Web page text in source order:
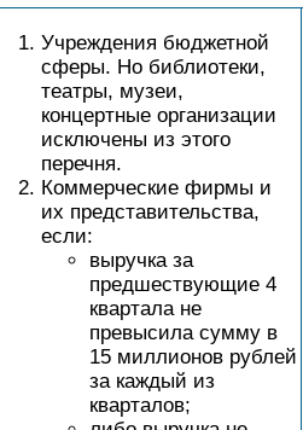
Учреждения бюджетной
сферы. Но библиотеки,
театры, музеи,
концертные организации
исключены из этого
перечня.
Коммерческие фирмы и
их представительства,
если:
выручка за
предшествующие 4
квартала не
превысила сумму в
15 миллионов рублей
за каждый из
кварталов;